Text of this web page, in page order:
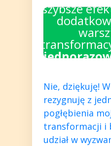
szybsze
Nie, dziękuję!
rezygnuję z
pogłębienia
transformacji i
udział w